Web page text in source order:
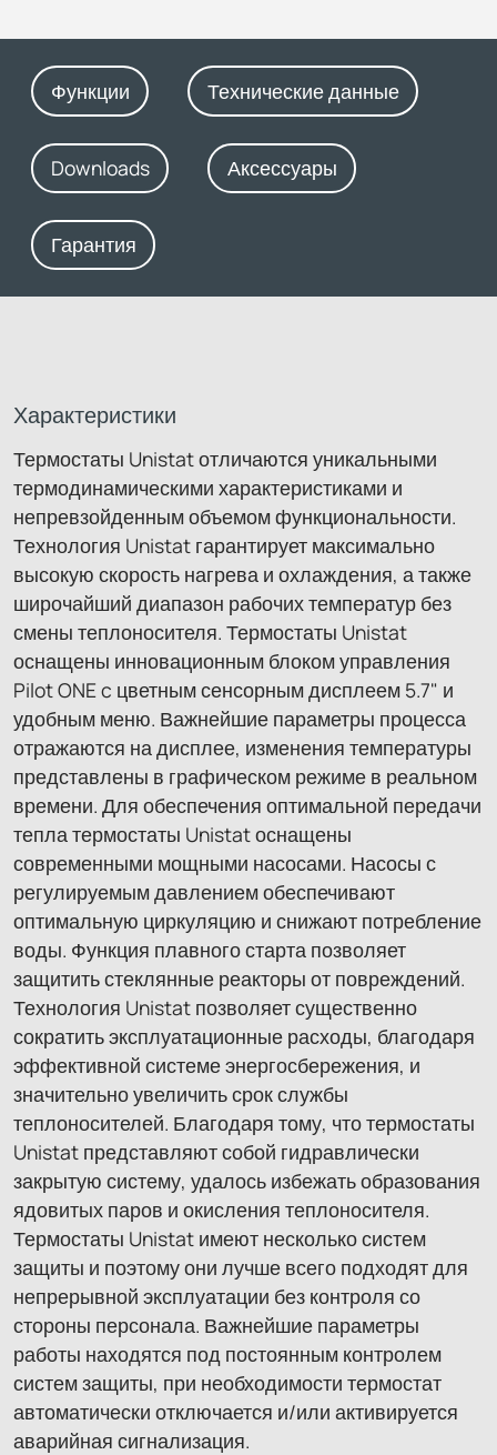
Функции Технические данные
Downloads Аксессуары
Гарантия
Характеристики
Термостаты Unistat отличаются уникальными
термодинамическими характеристиками и
непревзойденным объемом функциональности.
Технология Unistat гарантирует максимально
высокую скорость нагрева и охлаждения, а также
широчайший диапазон рабочих температур без
смены теплоносителя. Термостаты Unistat
оснащены инновационным блоком управления
Pilot ONE c цветным сенсорным дисплеем 5.7" и
удобным меню. Важнейшие параметры процесса
отражаются на дисплее, изменения температуры
представлены в графическом режиме в реальном
времени. Для обеспечения оптимальной передачи
тепла термостаты Unistat оснащены
современными мощными насосами. Насосы с
регулируемым давлением обеспечивают
оптимальную циркуляцию и снижают потребление
воды. Функция плавного старта позволяет
защитить стеклянные реакторы от повреждений.
Технология Unistat позволяет существенно
сократить эксплуатационные расходы, благодаря
эффективной системе энергосбережения, и
значительно увеличить срок службы
теплоносителей. Благодаря тому, что термостаты
Unistat представляют собой гидравлически
закрытую систему, удалось избежать образования
ядовитых паров и окисления теплоносителя.
Термостаты Unistat имеют несколько систем
защиты и поэтому они лучше всего подходят для
непрерывной эксплуатации без контроля со
стороны персонала. Важнейшие параметры
работы находятся под постоянным контролем
систем защиты, при необходимости термостат
автоматически отключается и/или активируется
аварийная сигнализация.